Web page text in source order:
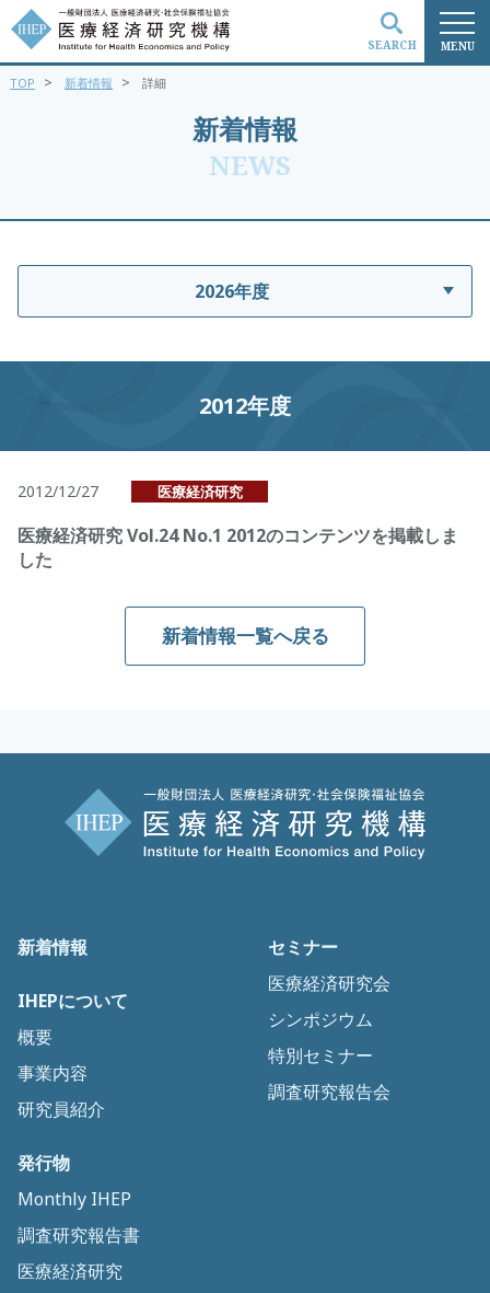
MENU
SEARCH
新着情報
NEWS
TOP > 新着情報 > 詳細
2026年度
2012年度
2012/12/27 医療経済研究
医療経済研究 Vol.24 No.1 2012のコンテンツを掲載しま
した
新着情報一覧へ戻る
新着情報
IHEPについて
概要
事業内容
研究員紹介
セミナー
医療経済研究会
シンポジウム
特別セミナー
調査研究報告会
発行物
Monthly IHEP
調査研究報告書
医療経済研究